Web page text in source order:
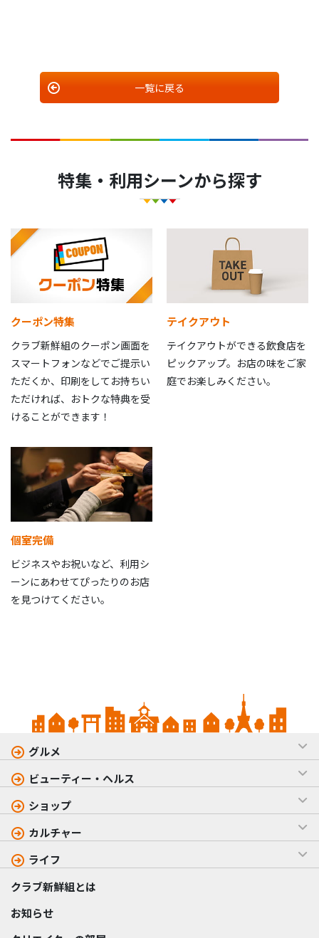
一覧に戻る
特集・利用シーンから探す
クーポン特集
クラブ新鮮組のクーポン画面を
スマートフォンなどでご提示い
ただくか、印刷をしてお持ちい
ただければ、おトクな特典を受
けることができます！
テイクアウト
テイクアウトができる飲食店を
ピックアップ。お店の味をご家
庭でお楽しみください。
個室完備
ビジネスやお祝いなど、利用シ
ーンにあわせてぴったりのお店
を見つけてください。
グルメ
ビューティー・ヘルス
ショップ
カルチャー
ライフ
クラブ新鮮組とは
お知らせ